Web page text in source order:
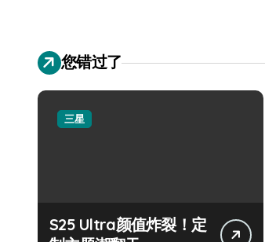
您错过了
三星
S25 Ultra颜值炸裂！定